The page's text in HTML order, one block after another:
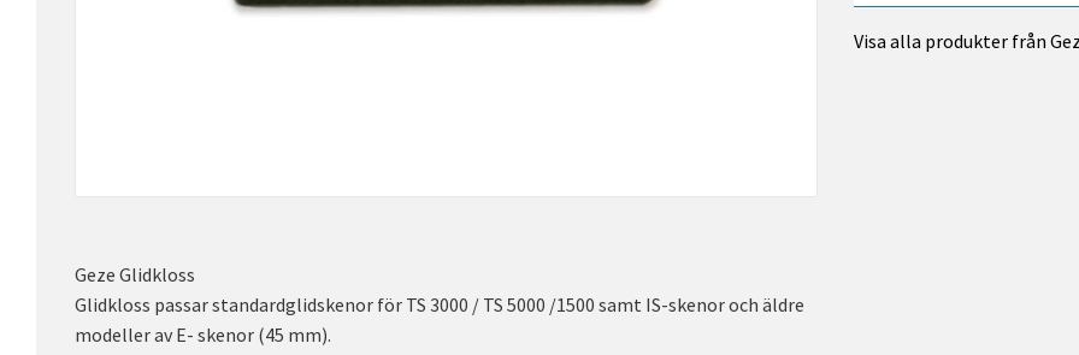
Visa alla produkter från
Geze Glidkloss
Glidkloss passar standardglidskenor för TS 3000 / TS 5000 /1500 samt IS-skenor och äldre
modeller av E- skenor (45 mm).